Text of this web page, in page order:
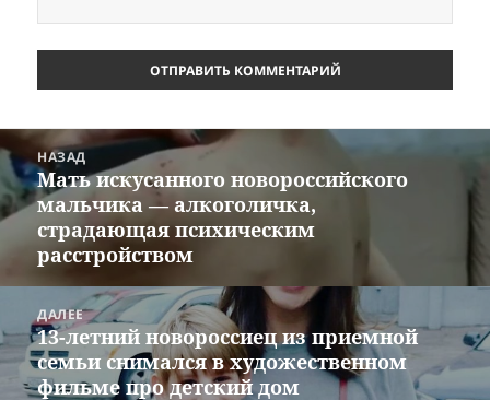
Навигация
по
записям
НАЗАД
Предыдущая
запись:
Мать искусанного новороссийского
мальчика — алкоголичка,
страдающая психическим
расстройством
ДАЛЕЕ
Следующая
запись:
13-летний новороссиец из приемной
семьи снимался в художественном
фильме про детский дом